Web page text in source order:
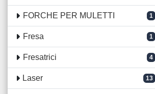
FORCHE PER MULETTI 1
Fresa 1
Fresatrici 4
Laser 13